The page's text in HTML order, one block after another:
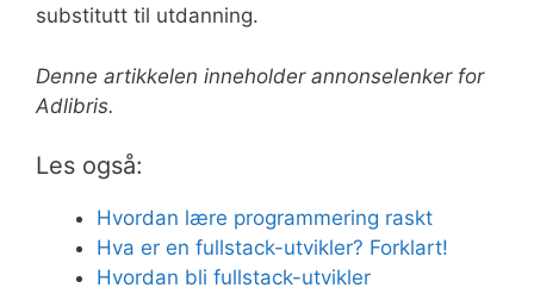
substitutt til utdanning.
Denne artikkelen inneholder annonselenker for
Adlibris.
Les også:
Hvordan lære programmering raskt
Hva er en fullstack-utvikler? Forklart!
Hvordan bli fullstack-utvikler